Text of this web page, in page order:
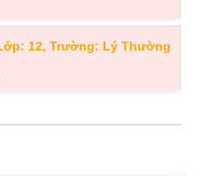
12, Trường: Lý Thường